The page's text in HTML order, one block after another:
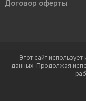
Договор оферты
Терра - территория
Ⓒ Правообладателем
Этот сайт
данных. Продолжая